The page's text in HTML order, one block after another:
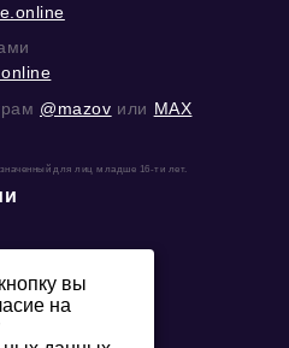
@mazov или MAX
для лиц младше 16-ти лет.
вы
на